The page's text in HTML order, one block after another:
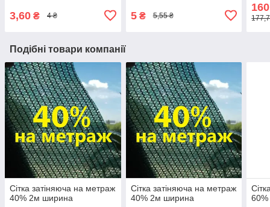
3,60 ₴ 4 ₴ 5₴ 5,55 ₴
160
Подібні товари компанії
Сітка затіняюча на метраж
40% 2м ширина
Сітка затіняюча на метраж
40% 2м ширина